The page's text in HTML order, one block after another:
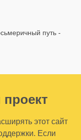
путь -
этот сайт
Если